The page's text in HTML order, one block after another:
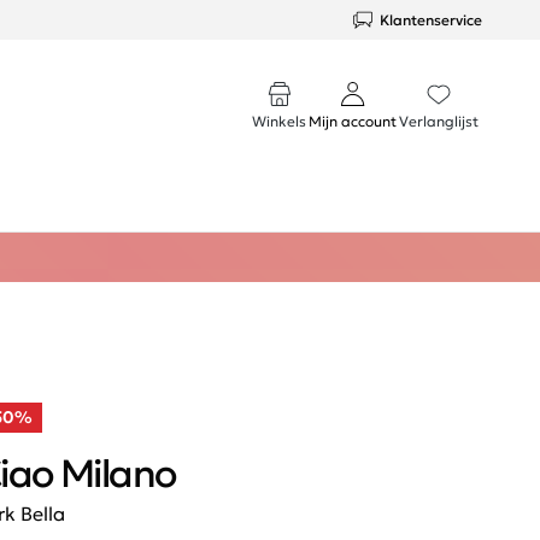
Klantenservice
Winkels Mijn accountVerlanglijst
Bella
Milano